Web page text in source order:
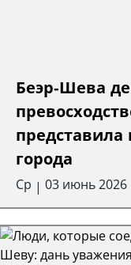
Беэр-Шева
представила
города
Ср | 03 июнь 2026